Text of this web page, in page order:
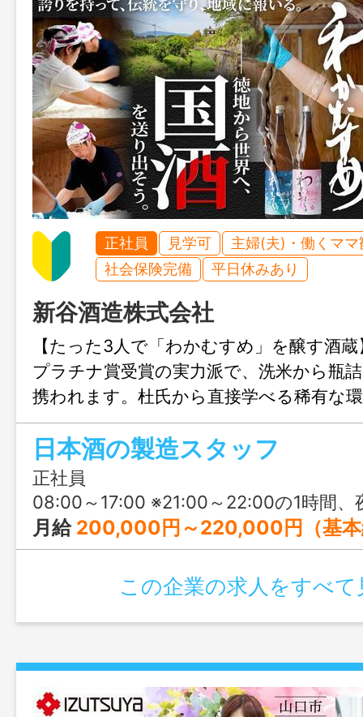
正社員 見学可
主婦(夫)・働くママ
社会保険完備
平日休みあり
新谷酒造株式会社
【たった3人で「わかむすめ」を醸す酒
プラチナ賞受賞の実力派で、洗米から瓶
携われます。杜氏から直接学べる稀有な
と日本の伝統を世界へ届ける仕事を。未
化率100％・夏は長期休暇取得可。
日本酒の製造スタッフ
正社員
08:00～17:00 ※21:00～22:00の1時間、夜勤が発生する場合あり（週2回程度） ※07:30からの早出あ
月給 200,000円～220,000円（基本
この企業の求人をすべて